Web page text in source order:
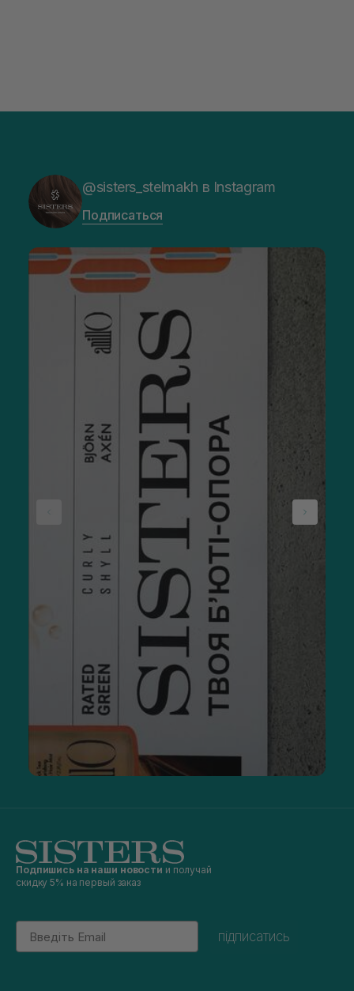
@sisters_stelmakh в Instagram
Подписаться
Подпишись на наши новости и получай
скидку 5% на первый заказ
Email
підписатись